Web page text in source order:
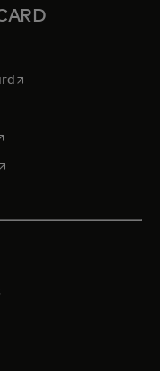
se abre en una pestaña
una pestaña nueva
abre en una pestaña
abre en una pestaña